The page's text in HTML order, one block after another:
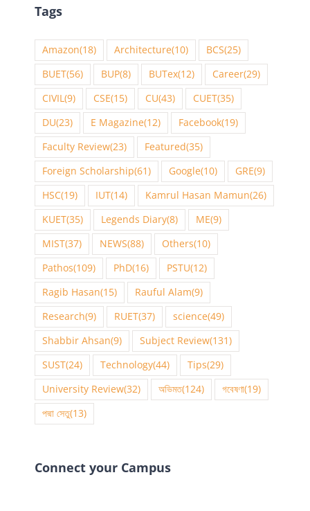
Tags
Amazon(18) Architecture(10) BCS(25)
BUET(56) BUP(8) BUTex(12) Career(29)
CIVIL(9) CSE(15) CU(43) CUET(35)
DU(23) E Magazine(12) Facebook(19)
Faculty Review(23) Featured(35)
Foreign Scholarship(61) Google(10) GRE(9)
HSC(19) IUT(14) Kamrul Hasan Mamun(26)
KUET(35) Legends Diary(8) ME(9)
MIST(37) NEWS(88) Others(10)
Pathos(109) PhD(16) PSTU(12)
Ragib Hasan(15) Rauful Alam(9)
Research(9) RUET(37) science(49)
Shabbir Ahsan(9) Subject Review(131)
SUST(24) Technology(44) Tips(29)
University Review(32) অভিমত(124) গবেষণা(19)
পদ্মা সেতু(13)
Connect your Campus